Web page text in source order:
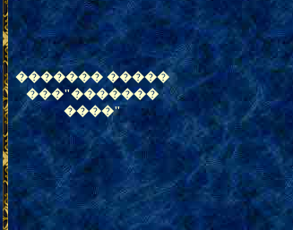
������� �����
���"�������
����"